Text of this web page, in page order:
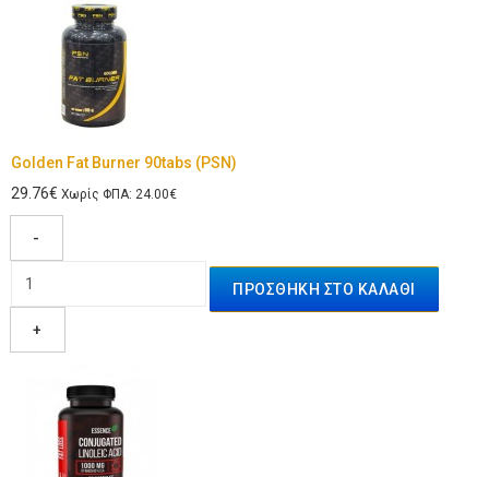
Golden Fat Burner 90tabs (PSN)
29.76€ Χωρίς ΦΠΑ: 24.00€
-
+